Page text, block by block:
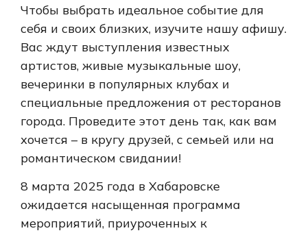
Чтобы выбрать идеальное событие для
себя и своих близких, изучите нашу афишу.
Вас ждут выступления известных
артистов, живые музыкальные шоу,
вечеринки в популярных клубах и
специальные предложения от ресторанов
города. Проведите этот день так, как вам
хочется – в кругу друзей, с семьей или на
романтическом свидании!
8 марта 2025 года в Хабаровске
ожидается насыщенная программа
мероприятий, приуроченных к